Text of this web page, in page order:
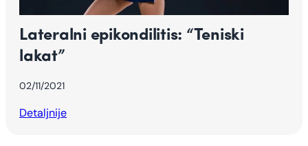
Lateralni epikondilitis: “Teniski
lakat”
02/11/2021
Detaljnije